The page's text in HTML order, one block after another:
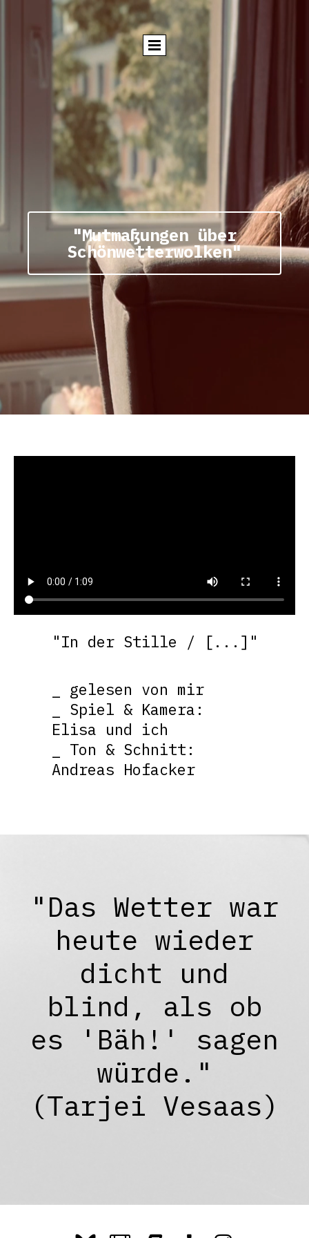
"Mutmaßungen über
Schönwetterwolken"
"In der Stille / [...]"
_ gelesen von mir
_ Spiel & Kamera:
Elisa und ich
_ Ton & Schnitt:
Andreas Hofacker
"Das Wetter war
heute wieder
dicht und
blind, als ob
es 'Bäh!' sagen
würde."
(Tarjei Vesaas)